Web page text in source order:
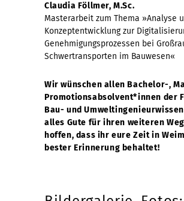
Claudia Föllmer, M.Sc.
Masterarbeit zum Thema »Analyse
Konzeptentwicklung zur
Genehmigungsprozessen bei
Schwertransporten im Bauwesen«
Wir wünschen allen Bachelor-,
Promotionsabsolvent*innen der
Bau- und
alles Gute für ihren weiteren Weg
hoffen, dass ihr eure Zeit in
bester Erinnerung behaltet!